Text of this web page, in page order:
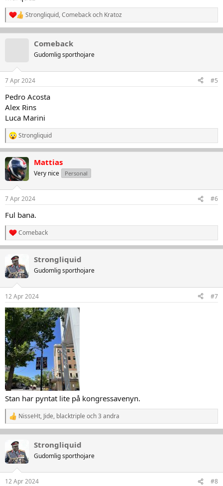
R
e
a
n
e
:
Strongliquid,Comebackoch Kratoz
Comeback
Gudomlig sporthojare
7 Apr 2024 #5
Pedro Acosta
Alex Rins
Luca Marini
R
e
a
k
t
i
n
e
:
Strongliquid
Mattias
Very nice Personal
7 Apr 2024 #6
Ful bana.
R
e
k
t
i
e
r
:
Comeback
Strongliquid
Gudomlig sporthojare
12 Apr 2024 #7
Stan har pyntat lite på kongressavenyn.
R
e
a
k
t
i
n
e
NisseHt, Jide, blacktriple och 3 andra
Strongliquid
Gudomlig sporthojare
12 Apr 2024 #8